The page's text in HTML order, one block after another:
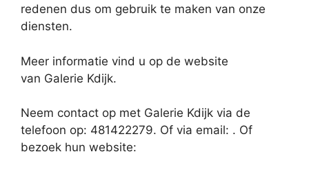
redenen dus om gebruik te maken van onze
diensten.
Meer informatie vind u op de website
van Galerie Kdijk.
Neem contact op met Galerie Kdijk via de
telefoon op: 481422279. Of via email: . Of
bezoek hun website: